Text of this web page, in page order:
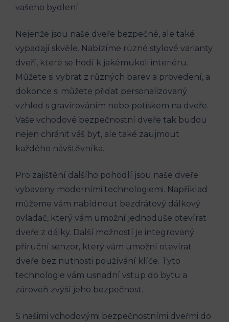
vašeho bydlení.
Nejenže jsou naše dveře bezpečné, ale také
vypadají skvěle. Nabízíme různé stylové varianty
dveří, které se hodí k jakémukoli interiéru.
Můžete si vybrat z různých barev a provedení, a
dokonce si můžete přidat personalizovaný
vzhled s gravírováním nebo potiskem na dveře.
Vaše vchodové bezpečnostní dveře tak budou
nejen chránit váš byt, ale také zaujmout
každého návštěvníka.
Pro zajištění dalšího pohodlí jsou naše dveře
vybaveny moderními technologiemi. Například
můžeme vám nabídnout bezdrátový dálkový
ovladač, který vám umožní jednoduše otevírat
dveře z dálky. Další možností je integrovaný
příruční senzor, který vám umožní otevírat
dveře bez nutnosti používání klíče. Tyto
technologie vám usnadní vstup do bytu a
zároveň zvýší jeho bezpečnost.
S našimi vchodovými bezpečnostními dveřmi do